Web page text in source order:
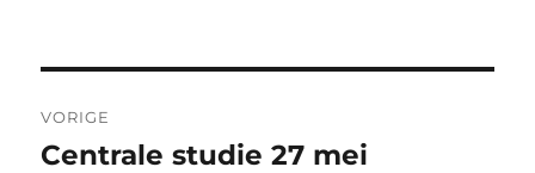
navigatie
VORIGE
Vorig
Centrale studie 27 mei